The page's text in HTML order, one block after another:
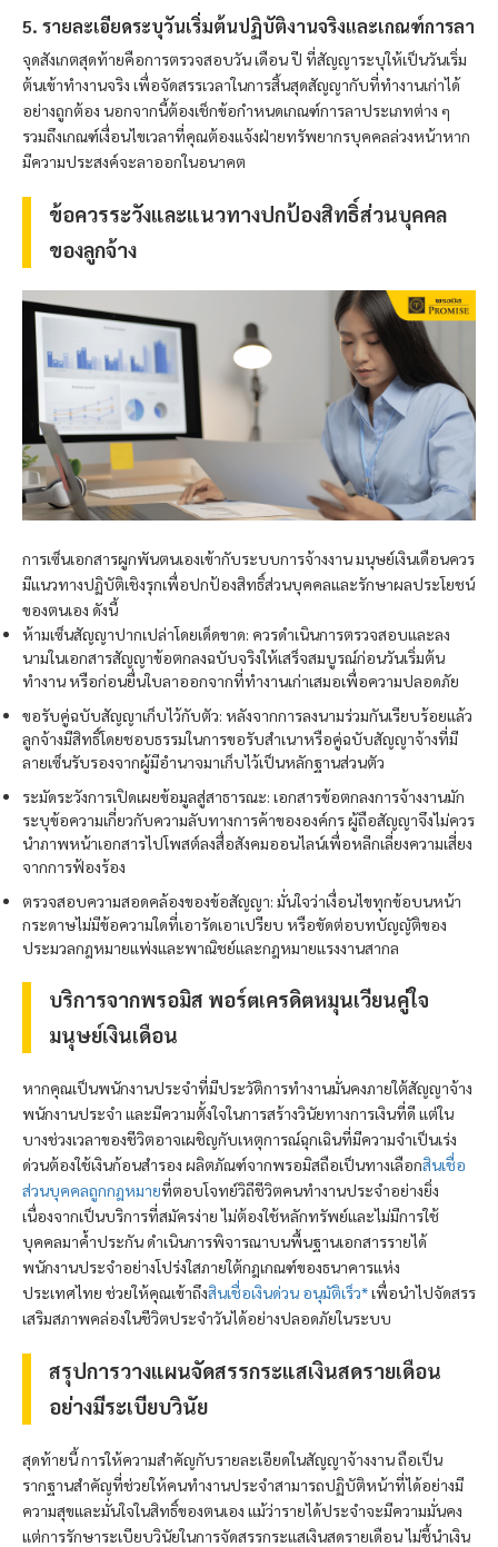
5. รายละเอียดระบุวันเริ่มต้นปฏิบัติงานจริงและเกณฑ์การลา
จุดสังเกตสุดท้ายคือการตรวจสอบวัน เดือน ปี ที่สัญญาระบุให้เป็นวันเริ่ม
ต้นเข้าทำงานจริง เพื่อจัดสรรเวลาในการสิ้นสุดสัญญากับที่ทำงานเก่าได้
อย่างถูกต้อง นอกจากนี้ต้องเช็กข้อกำหนดเกณฑ์การลาประเภทต่าง ๆ
รวมถึงเกณฑ์เงื่อนไขเวลาที่คุณต้องแจ้งฝ่ายทรัพยากรบุคคลล่วงหน้าหาก
มีความประสงค์จะลาออกในอนาคต
ข้อควรระวังและแนวทางปกป้องสิทธิ์ส่วนบุคคล
ของลูกจ้าง
การเซ็นเอกสารผูกพันตนเองเข้ากับระบบการจ้างงาน มนุษย์เงินเดือนควร
มีแนวทางปฏิบัติเชิงรุกเพื่อปกป้องสิทธิ์ส่วนบุคคลและรักษาผลประโยชน์
ของตนเอง ดังนี้
ห้ามเซ็นสัญญาปากเปล่าโดยเด็ดขาด: ควรดำเนินการตรวจสอบและลง
นามในเอกสารสัญญาข้อตกลงฉบับจริงให้เสร็จสมบูรณ์ก่อนวันเริ่มต้น
ทำงาน หรือก่อนยื่นใบลาออกจากที่ทำงานเก่าเสมอเพื่อความปลอดภัย
ขอรับคู่ฉบับสัญญาเก็บไว้กับตัว: หลังจากการลงนามร่วมกันเรียบร้อยแล้ว
ลูกจ้างมีสิทธิ์โดยชอบธรรมในการขอรับสำเนาหรือคู่ฉบับสัญญาจ้างที่มี
ลายเซ็นรับรองจากผู้มีอำนาจมาเก็บไว้เป็นหลักฐานส่วนตัว
ระมัดระวังการเปิดเผยข้อมูลสู่สาธารณะ: เอกสารข้อตกลงการจ้างงานมัก
ระบุข้อความเกี่ยวกับความลับทางการค้าขององค์กร ผู้ถือสัญญาจึงไม่ควร
นำภาพหน้าเอกสารไปโพสต์ลงสื่อสังคมออนไลน์เพื่อหลีกเลี่ยงความเสี่ยง
จากการฟ้องร้อง
ตรวจสอบความสอดคล้องของข้อสัญญา: มั่นใจว่าเงื่อนไขทุกข้อบนหน้า
กระดาษไม่มีข้อความใดที่เอารัดเอาเปรียบ หรือขัดต่อบทบัญญัติของ
ประมวลกฎหมายแพ่งและพาณิชย์และกฎหมายแรงงานสากล
บริการจากพรอมิส พอร์ตเครดิตหมุนเวียนคู่ใจ
มนุษย์เงินเดือน
หากคุณเป็นพนักงานประจำที่มีประวัติการทำงานมั่นคงภายใต้สัญญาจ้าง
พนักงานประจำ และมีความตั้งใจในการสร้างวินัยทางการเงินที่ดี แต่ใน
บางช่วงเวลาของชีวิตอาจเผชิญกับเหตุการณ์ฉุกเฉินที่มีความจำเป็นเร่ง
ด่วนต้องใช้เงินก้อนสำรอง ผลิตภัณฑ์จากพรอมิสถือเป็นทางเลือกสินเชื่อ
ส่วนบุคคลถูกกฎหมายที่ตอบโจทย์วิถีชีวิตคนทำงานประจำอย่างยิ่ง
เนื่องจากเป็นบริการที่สมัครง่าย ไม่ต้องใช้หลักทรัพย์และไม่มีการใช้
บุคคลมาค้ำประกัน ดำเนินการพิจารณาบนพื้นฐานเอกสารรายได้
พนักงานประจำอย่างโปร่งใสภายใต้กฎเกณฑ์ของธนาคารแห่ง
ประเทศไทย ช่วยให้คุณเข้าถึงสินเชื่อเงินด่วน อนุมัติเร็ว*เพื่อนำไปจัดสรร
เสริมสภาพคล่องในชีวิตประจำวันได้อย่างปลอดภัยในระบบ
สรุปการวางแผนจัดสรรกระแสเงินสดรายเดือน
อย่างมีระเบียบวินัย
สุดท้ายนี้ การให้ความสำคัญกับรายละเอียดในสัญญาจ้างงาน ถือเป็น
รากฐานสำคัญที่ช่วยให้คนทำงานประจำสามารถปฏิบัติหน้าที่ได้อย่างมี
ความสุขและมั่นใจในสิทธิ์ของตนเอง แม้ว่ารายได้ประจำจะมีความมั่นคง
แต่การรักษาระเบียบวินัยในการจัดสรรกระแสเงินสดรายเดือน ไม่ชี้นำเงิน